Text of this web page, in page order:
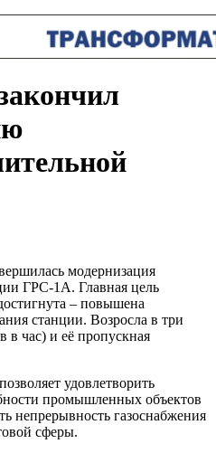
модернизация
ГРС-1А. Главная цель
– повышена
станции. Возросла в три
в час) и её пропускная
удовлетворить
промышленных объектов
непрерывность газоснабжения
сферы.